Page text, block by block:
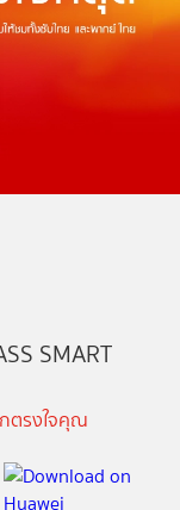
SMART
ตรงใจคุณ